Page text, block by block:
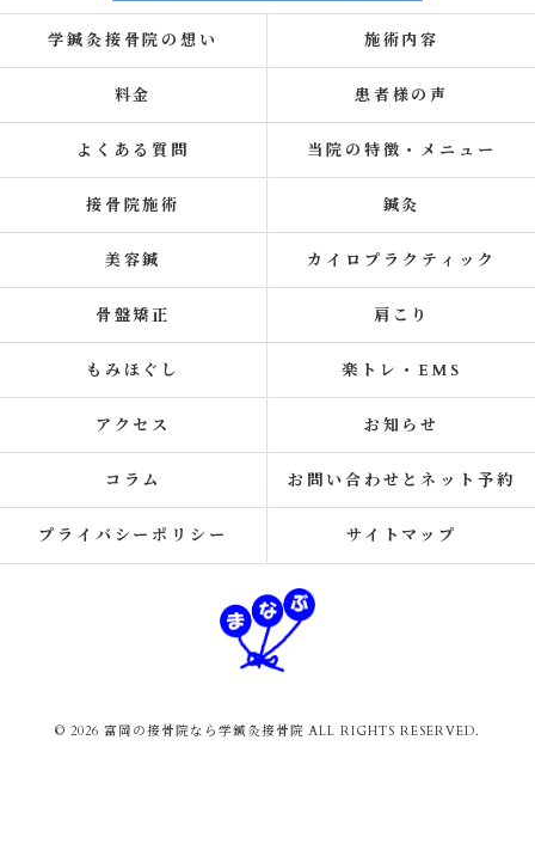
学鍼灸接骨院の想い 施術内容
料金 患者様の声
よくある質問 当院の特徴・メニュー
接骨院施術 鍼灸
美容鍼 カイロプラクティック
骨盤矯正 肩こり
もみほぐし 楽トレ・EMS
アクセス お知らせ
コラム お問い合わせとネット予約
プライバシーポリシー サイトマップ
© 2026 富岡の接骨院なら学鍼灸接骨院 ALL RIGHTS RESERVED.